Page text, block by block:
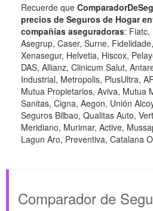
Recuerde que
precios de Seguros de Hogar
compañías aseguradoras: Fiatc,
Asegrup, Caser, Surne,
Xenasegur, Helvetia, Hiscox,
DAS, Allianz, Clinicum Salut,
Industrial, Metropolis, PlusUltra,
Mutua Propietarios, Aviva, Mutua
Sanitas, Cigna, Aegon, Unión
Seguros Bilbao, Qualitas Auto,
Meridiano, Murimar, Active,
Lagun Aro, Preventiva, Catalana
Comparador de